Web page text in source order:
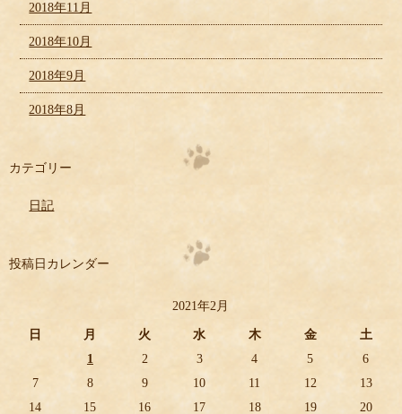
2018年11月
2018年10月
2018年9月
2018年8月
カテゴリー
日記
投稿日カレンダー
2021年2月
日 月 火 水 木 金
土
1
2 3 4 5
6
7
8 9 10 11 12
13
14
15 16 17 18 19 20